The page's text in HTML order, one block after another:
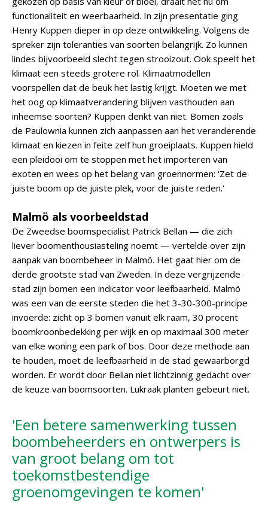
functionaliteit en weerbaarheid. In zijn presentatie ging
Henry Kuppen dieper in op deze ontwikkeling. Volgens de
spreker zijn toleranties van soorten belangrijk. Zo kunnen
lindes bijvoorbeeld slecht tegen strooizout. Ook speelt het
klimaat een steeds grotere rol. Klimaatmodellen
voorspellen dat de beuk het lastig krijgt. Moeten we met
het oog op klimaatverandering blijven vasthouden aan
inheemse soorten? Kuppen denkt van niet. Bomen zoals
de Paulownia kunnen zich aanpassen aan het veranderende
klimaat en kiezen in feite zelf hun groeiplaats. Kuppen hield
een pleidooi om te stoppen met het importeren van
exoten en wees op het belang van groennormen: 'Zet de
juiste boom op de juiste plek, voor de juiste reden.'
Malmö als voorbeeldstad
De Zweedse boomspecialist Patrick Bellan — die zich
liever boomenthousiasteling noemt — vertelde over zijn
aanpak van boombeheer in Malmö. Het gaat hier om de
derde grootste stad van Zweden. In deze vergrijzende
stad zijn bomen een indicator voor leefbaarheid. Malmö
was een van de eerste steden die het 3-30-300-principe
invoerde: zicht op 3 bomen vanuit elk raam, 30 procent
boomkroonbedekking per wijk en op maximaal 300 meter
van elke woning een park of bos. Door deze methode aan
te houden, moet de leefbaarheid in de stad gewaarborgd
worden. Er wordt door Bellan niet lichtzinnig gedacht over
de keuze van boomsoorten. Lukraak planten gebeurt niet.
'Een betere samenwerking tussen
boombeheerders en ontwerpers is
van groot belang om tot
toekomstbestendige
groenomgevingen te komen'